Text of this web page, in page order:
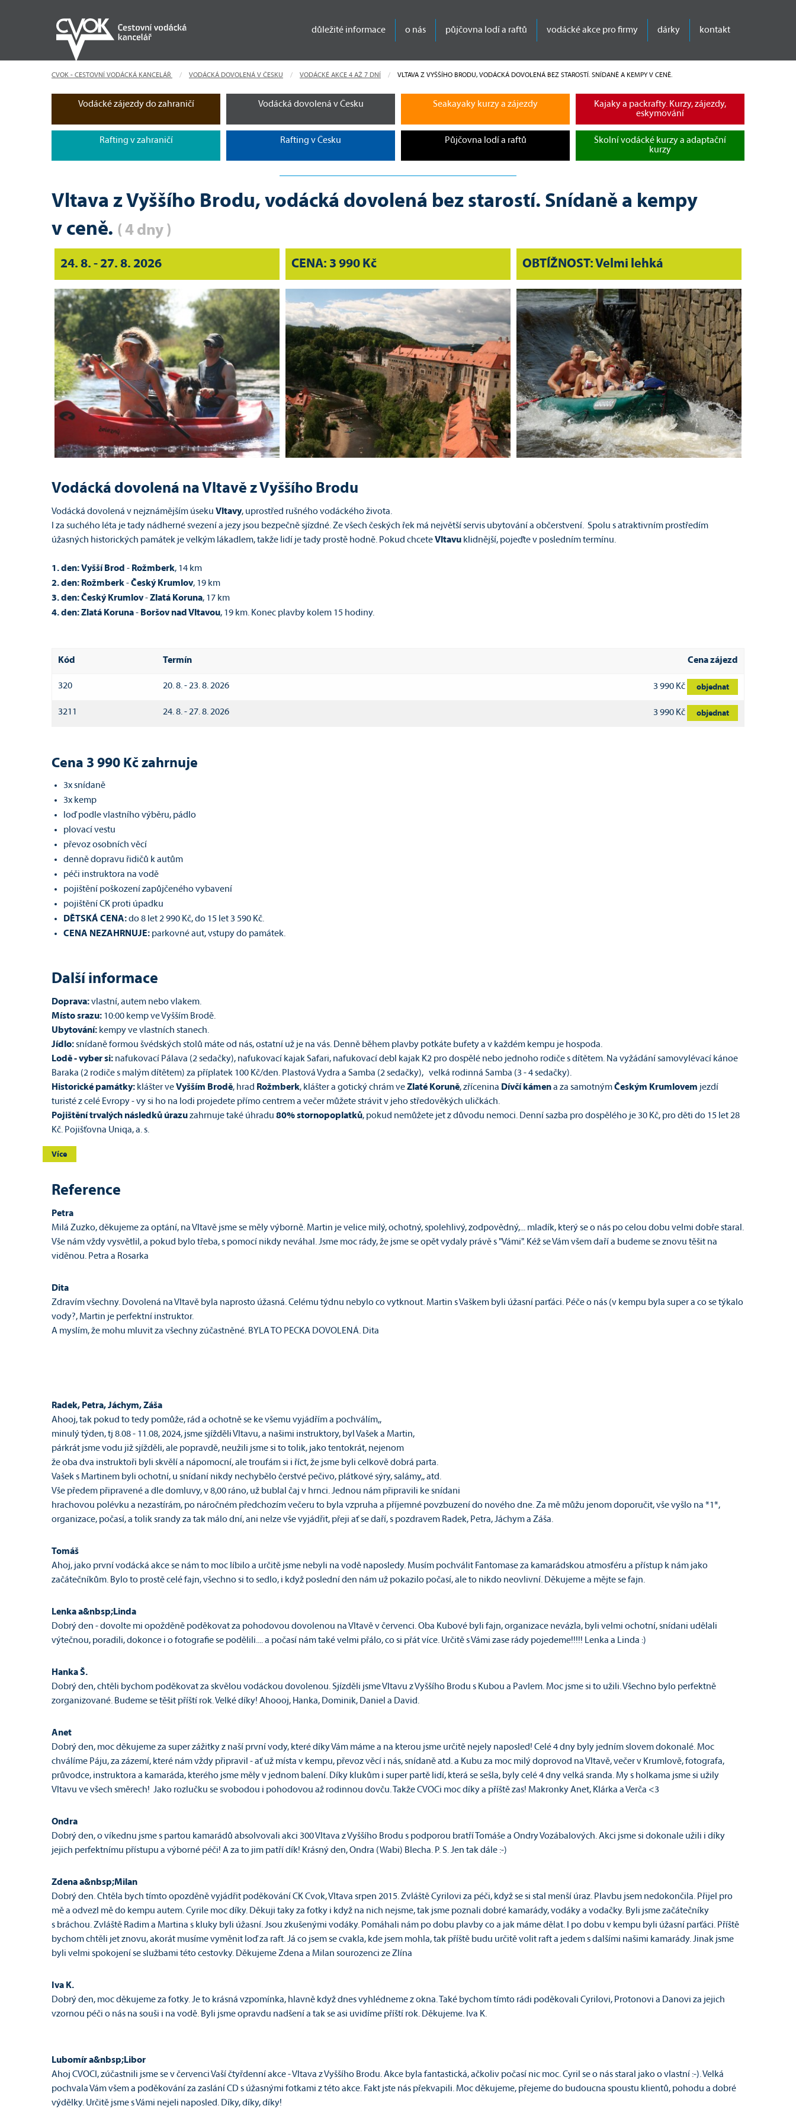
důležité informace o nás půjčovna lodí a raftů vodácké akce pro firmy dárky kontakt
CVOK - CESTOVNÍ VODÁCKÁ KANCELÁŘ VODÁCKÁ DOVOLENÁ V ČESKU VODÁCKÉ AKCE 4 AŽ 7 DNÍ CURRENT:
VLTAVA Z VYŠŠÍHO BRODU, VODÁCKÁ DOVOLENÁ BEZ STAROSTÍ. SNÍDANĚ A KEMPY V CENĚ.
Vodácké zájezdy do zahraničí Vodácká dovolená v Česku Seakayaky kurzy a zájezdy
Kajaky a packrafty. Kurzy, zájezdy,
eskymování
Rafting v zahraničí Rafting v Česku Půjčovna lodí a raftů
Školní vodácké kurzy a adaptační
kurzy
Vltava z Vyššího Brodu, vodácká dovolená bez starostí. Snídaně a kempy
v ceně. ( 4 dny )
24. 8. - 27. 8. 2026 CENA: 3 990 Kč OBTÍŽNOST: Velmi lehká
Vodácká dovolená na Vltavě z Vyššího Brodu
Vodácká dovolená v nejznámějším úseku Vltavy, uprostřed rušného vodáckého života.
I za suchého léta je tady nádherné svezení a jezy jsou bezpečně sjízdné. Ze všech českých řek má největší servis ubytování a občerstvení. Spolu s atraktivním prostředím
úžasných historických památek je velkým lákadlem, takže lidí je tady prostě hodně. Pokud chceteVltavu klidnější, pojeďte v posledním termínu.
1. den:Vyšší Brod - Rožmberk, 14 km
2. den: Rožmberk-Český Krumlov, 19 km
3. den:Český Krumlov-Zlatá Koruna, 17 km
4. den:Zlatá Koruna- Boršov nad Vltavou, 19 km. Konec plavby kolem 15 hodiny.
Kód Termín Cena zájezd
320 20. 8. - 23. 8. 2026 3 990 Kč objednat
3211 24. 8. - 27. 8. 2026 3 990 Kč objednat
Cena 3 990 Kč zahrnuje
3x snídaně
3x kemp
loď podle vlastního výběru, pádlo
plovací vestu
převoz osobních věcí
denně dopravu řidičů k autům
péči instruktora na vodě
pojištění poškození zapůjčeného vybavení
pojištění CK proti úpadku
DĚTSKÁ CENA:do 8 let 2 990 Kč, do 15 let 3 590 Kč.
CENA NEZAHRNUJE: parkovné aut, vstupy do památek.
Další informace
Doprava:vlastní, autem nebo vlakem.
Místo srazu: 10:00 kemp ve Vyšším Brodě.
Ubytování: kempy ve vlastních stanech.
Jídlo:snídaně formou švédských stolů máte od nás, ostatní už je na vás. Denně během plavby potkáte bufety a v každém kempu je hospoda.
Lodě - vyber si: nafukovací Pálava (2 sedačky), nafukovací kajak Safari, nafukovací debl kajak K2 pro dospělé nebo jednoho rodiče s dítětem. Na vyžádání samovylévací kánoe
Baraka (2 rodiče s malým dítětem) za příplatek 100 Kč/den. Plastová Vydra a Samba (2 sedačky), velká rodinná Samba (3 - 4 sedačky).
Historické památky: klášter veVyšším Brodě, hrad Rožmberk, klášter a gotický chrám veZlaté Koruně, zřícenina Dívčí kámena za samotnýmČeským Krumlovem jezdí
turisté z celé Evropy - vy si ho na lodi projedete přímo centrem a večer můžete strávit v jeho středověkých uličkách.
Pojištění trvalých následků úrazuzahrnuje také úhradu 80% stornopoplatků, pokud nemůžete jet z důvodu nemoci. Denní sazba pro dospělého je 30 Kč, pro děti do 15 let 28
Kč. Pojišťovna Uniqa, a. s.
Více
Reference
Petra
Milá Zuzko, děkujeme za optání, na Vltavě jsme se měly výborně. Martin je velice milý, ochotný, spolehlivý, zodpovědný,... mladík, který se o nás po celou dobu velmi dobře staral.
Vše nám vždy vysvětlil, a pokud bylo třeba, s pomocí nikdy neváhal. Jsme moc rády, že jsme se opět vydaly právě s "Vámi". Kéž se Vám všem daří a budeme se znovu těšit na
viděnou. Petra a Rosarka
Dita
Zdravím všechny. Dovolená na Vltavě byla naprosto úžasná. Celému týdnu nebylo co vytknout. Martin s Vaškem byli úžasní parťáci. Péče o nás (v kempu byla super a co se týkalo
vody?, Martin je perfektní instruktor.
A myslím, že mohu mluvit za všechny zúčastněné. BYLA TO PECKA DOVOLENÁ. Dita
Radek, Petra, Jáchym, Záša
Ahooj, tak pokud to tedy pomůže, rád a ochotně se ke všemu vyjádřím a pochválím,,
minulý týden, tj 8.08 - 11.08, 2024, jsme sjížděli Vltavu, a našimi instruktory, byl Vašek a Martin,
párkrát jsme vodu již sjížděli, ale popravdě, neužili jsme si to tolik, jako tentokrát, nejenom
že oba dva instruktoři byli skvělí a nápomocní, ale troufám si i říct, že jsme byli celkově dobrá parta.
Vašek s Martinem byli ochotní, u snídaní nikdy nechybělo čerstvé pečivo, plátkové sýry, salámy,, atd.
Vše předem připravené a dle domluvy, v 8,00 ráno, už bublal čaj v hrnci. Jednou nám připravili ke snídani
hrachovou polévku a nezastírám, po náročném předchozím večeru to byla vzpruha a příjemné povzbuzení do nového dne. Za mě můžu jenom doporučit, vše vyšlo na *1*,
organizace, počasí, a tolik srandy za tak málo dní, ani nelze vše vyjádřit, přeji ať se daří, s pozdravem Radek, Petra, Jáchym a Záša.
Tomáš
Ahoj, jako první vodácká akce se nám to moc líbilo a určitě jsme nebyli na vodě naposledy. Musím pochválit Fantomase za kamarádskou atmosféru a přístup k nám jako
začátečníkům. Bylo to prostě celé fajn, všechno si to sedlo, i když poslední den nám už pokazilo počasí, ale to nikdo neovlivní. Děkujeme a mějte se fajn.
Lenka a&nbsp;Linda
Dobrý den - dovolte mi opožděně poděkovat za pohodovou dovolenou na Vltavě v červenci. Oba Kubové byli fajn, organizace nevázla, byli velmi ochotní, snídani udělali
výtečnou, poradili, dokonce i o fotografie se podělili.... a počasí nám také velmi přálo, co si přát více. Určitě s Vámi zase rády pojedeme!!!!! Lenka a Linda :)
Hanka Š.
Dobrý den, chtěli bychom poděkovat za skvělou vodáckou dovolenou. Sjízděli jsme Vltavu z Vyššího Brodu s Kubou a Pavlem. Moc jsme si to užili. Všechno bylo perfektně
zorganizované. Budeme se těšit příští rok. Velké díky! Ahoooj, Hanka, Dominik, Daniel a David.
Anet
Dobrý den, moc děkujeme za super zážitky z naší první vody, které díky Vám máme a na kterou jsme určitě nejely naposled! Celé 4 dny byly jedním slovem dokonalé. Moc
chválíme Páju, za zázemí, které nám vždy připravil - ať už místa v kempu, převoz věcí i nás, snídaně atd. a Kubu za moc milý doprovod na Vltavě, večer v Krumlově, fotografa,
průvodce, instruktora a kamaráda, kterého jsme měly v jednom balení. Díky klukům i super partě lidí, která se sešla, byly celé 4 dny velká sranda. My s holkama jsme si užily
Vltavu ve všech směrech! Jako rozlučku se svobodou i pohodovou až rodinnou dovču. Takže CVOCi moc díky a příště zas! Makronky Anet, Klárka a Verča <3
Ondra
Dobrý den, o ví­kednu jsme s partou kamarádů absolvovali akci 300 Vltava z Vyšší­ho Brodu s podporou bratří Tomáše a Ondry Vozábalových. Akci jsme si dokonale užili i dí­ky
jejich perfektní­mu přístupu a výborné péči! A za to jim patří dí­k! Krásný den, Ondra (Wabi) Blecha. P. S. Jen tak dále :-)
Zdena a&nbsp;Milan
Dobrý den. Chtěla bych tímto opozděně vyjádřit poděkování CK Cvok, Vltava srpen 2015. Zvláště Cyrilovi za péči, když se si stal menší úraz. Plavbu jsem nedokončila. Přijel pro
mě a odvezl mě do kempu autem. Cyrile moc díky. Děkuji taky za fotky i když na nich nejsme, tak jsme poznali dobré kamarády, vodáky a vodačky. Byli jsme začátečníky
s bráchou. Zvláště Radim a Martina s kluky byli úžasní. Jsou zkušenými vodáky. Pomáhali nám po dobu plavby co a jak máme dělat. I po dobu v kempu byli úžasní parťáci. Příště
bychom chtěli jet znovu, akorát musíme vyměnit loď za raft. Já co jsem se cvakla, kde jsem mohla, tak příště budu určitě volit raft a jedem s dalšími našimi kamarády. Jinak jsme
byli velmi spokojení se službami této cestovky. Děkujeme Zdena a Milan sourozenci ze Zlína
Iva K.
Dobrý den, moc děkujeme za fotky. Je to krásná vzpomínka, hlavně když dnes vyhlédneme z okna. Také bychom tímto rádi poděkovali Cyrilovi, Protonovi a Danovi za jejich
vzornou péči o nás na souši i na vodě. Byli jsme opravdu nadšení a tak se asi uvidíme příští rok. Děkujeme. Iva K.
Lubomír a&nbsp;Libor
Ahoj CVOCI, zúčastnili jsme se v červenci Vaší čtyřdenní akce - Vltava z Vyššího Brodu. Akce byla fantastická, ačkoliv počasí nic moc. Cyril se o nás staral jako o vlastní :-). Velká
pochvala Vám všem a poděkování za zaslání CD s úžasnými fotkami z této akce. Fakt jste nás překvapili. Moc děkujeme, přejeme do budoucna spoustu klientů, pohodu a dobré
výdělky. Určitě jsme s Vámi nejeli naposled. Díky, díky, díky!